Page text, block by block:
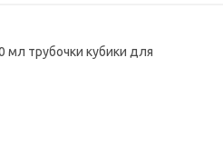
мл трубочки кубики для